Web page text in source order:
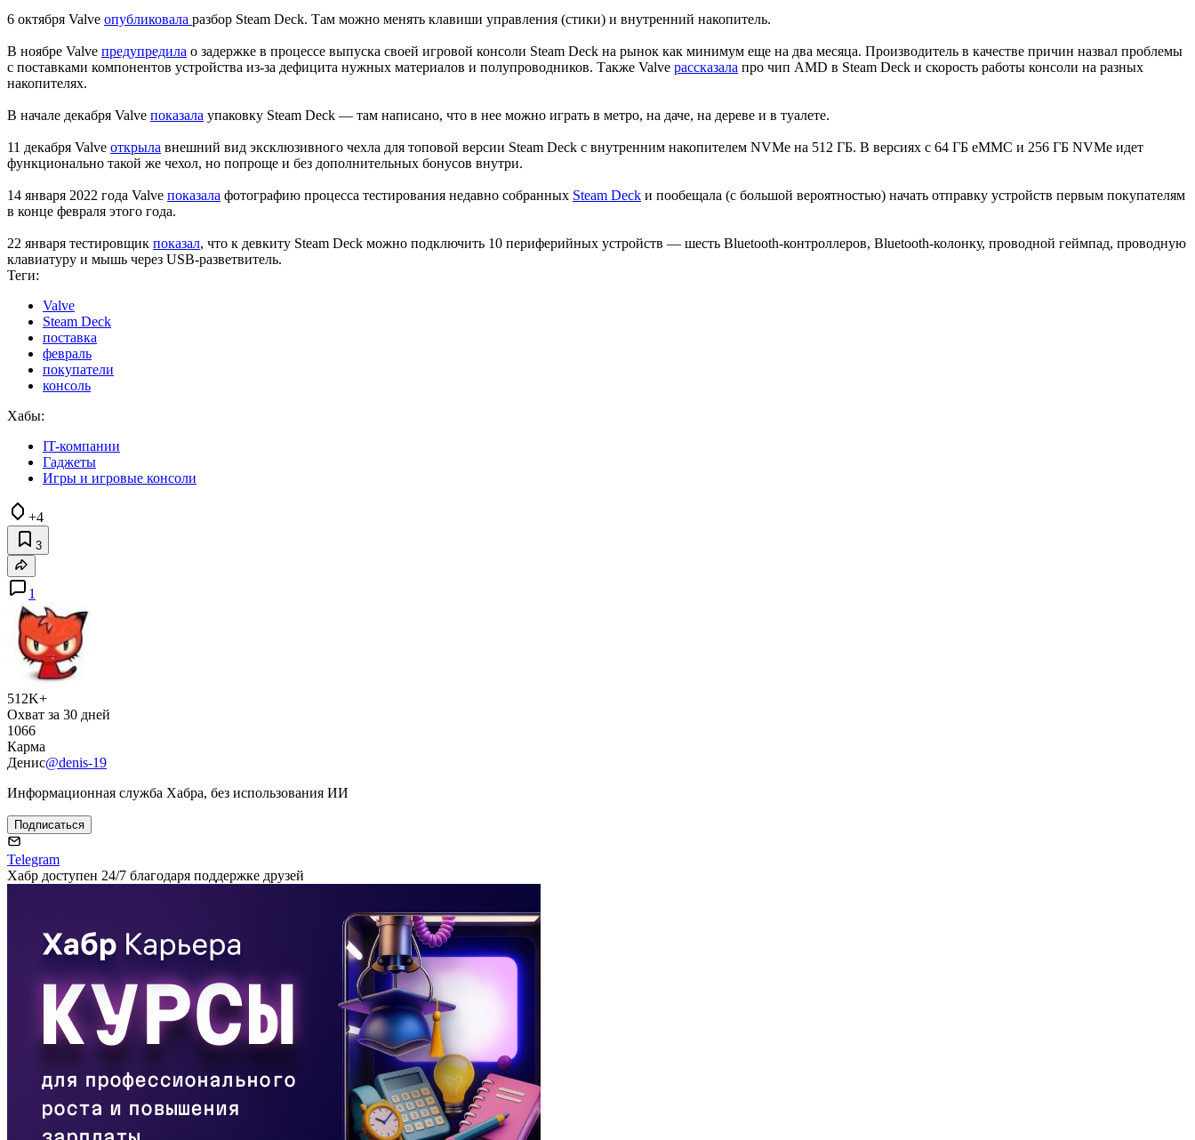
6 октября Valve опубликовала разбор Steam Deck. Там можно менять клавиши управления (стики) и внутренний накопитель.
В ноябре Valve предупредила о задержке в процессе выпуска своей игровой консоли Steam Deck на рынок как минимум еще на два месяца. Производитель в качестве причин назвал проблемы
с поставками компонентов устройства из-за дефицита нужных материалов и полупроводников. Также Valve рассказала про чип AMD в Steam Deck и скорость работы консоли на разных
накопителях.
В начале декабря Valve показала упаковку Steam Deck — там написано, что в нее можно играть в метро, на даче, на дереве и в туалете.
11 декабря Valve открыла внешний вид эксклюзивного чехла для топовой версии Steam Deck с внутренним накопителем NVMe на 512 ГБ. В версиях с 64 ГБ eMMC и 256 ГБ NVMe идет
функционально такой же чехол, но попроще и без дополнительных бонусов внутри.
14 января 2022 года Valve показала фотографию процесса тестирования недавно собранных Steam Deck и пообещала (с большой вероятностью) начать отправку устройств первым покупателям
в конце февраля этого года.
22 января тестировщик показал, что к девкиту Steam Deck можно подключить 10 периферийных устройств — шесть Bluetooth-контроллеров, Bluetooth-колонку, проводной геймпад, проводную
клавиатуру и мышь через USB-разветвитель.
Теги:
Valve
Steam Deck
поставка
февраль
покупатели
консоль
Хабы:
IT-компании
Гаджеты
Игры и игровые консоли
+4
3
1
512K+
Охват за 30 дней
1066
Карма
Денис@denis-19
Информационная служба Хабра, без использования ИИ
Подписаться
Telegram
Хабр доступен 24/7 благодаря поддержке друзей